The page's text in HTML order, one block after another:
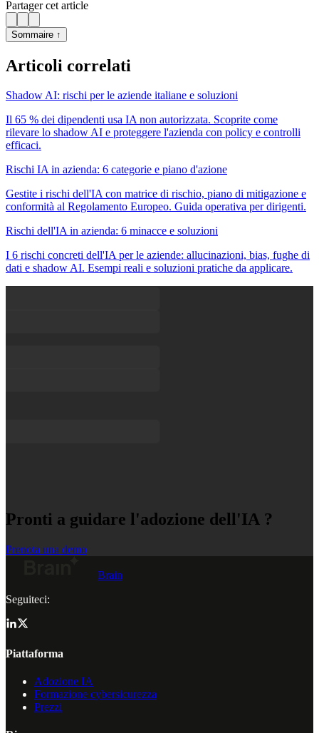
Partager cet article
Sommaire ↑
Articoli correlati
Shadow AI: rischi per le aziende italiane e soluzioni
Il 65 % dei dipendenti usa IA non autorizzata. Scoprite come
rilevare lo shadow AI e proteggere l'azienda con policy e controlli
efficaci.
Rischi IA in azienda: 6 categorie e piano d'azione
Gestite i rischi dell'IA con matrice di rischio, piano di mitigazione e
conformità al Regolamento Europeo. Guida operativa per dirigenti.
Rischi dell'IA in azienda: 6 minacce e soluzioni
I 6 rischi concreti dell'IA per le aziende: allucinazioni, bias, fughe di
dati e shadow AI. Esempi reali e soluzioni pratiche da applicare.
Pronti a guidare l'adozione dell'IA ?
Prenota una demo
Brain
Seguiteci:
Piattaforma
Adozione IA
Formazione cybersicurezza
Prezzi